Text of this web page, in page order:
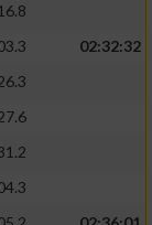
02:32:32